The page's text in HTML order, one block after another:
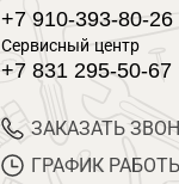
+7 910-393-80-26
Сервисный центр
+7 831 295-50-67
ЗАКАЗАТЬ
ГРАФИК РАБОТЫ